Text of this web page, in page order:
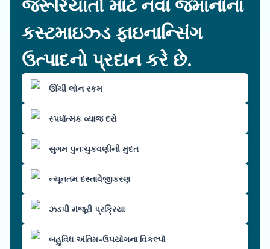
જરૂરિયાતો માટે નવા જમાનાના
કસ્ટમાઇઝ્ડ ફાઇનાન્સિંગ
ઉત્પાદનો પ્રદાન કરે છે.
ઊંચી લોન રકમ
સ્પર્ધાત્મક વ્યાજ દરો
સુગમ પુનઃચુકવણીની મુદત
ન્યૂનતમ દસ્તાવેજીકરણ
ઝડપી મંજૂરી પ્રક્રિયા
બહુવિધ અંતિમ-ઉપયોગના વિકલ્પો